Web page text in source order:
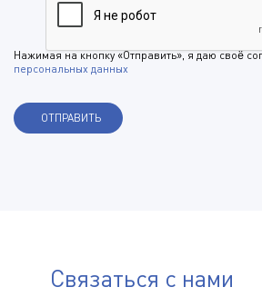
Нажимая на кнопку «Отправить», я даю своё
персональных данных
Связаться с нами